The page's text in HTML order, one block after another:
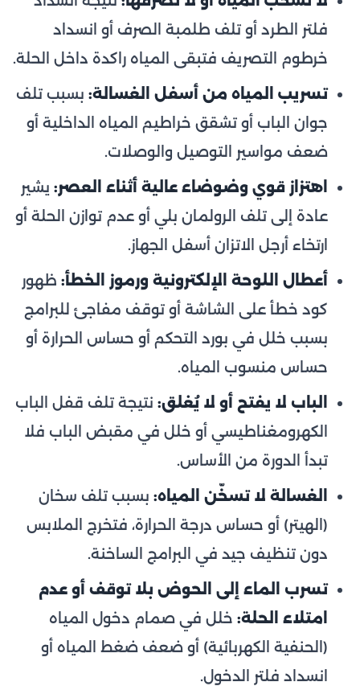
فلتر الطرد أو تلف طلمبة الصرف أو انسداد
خرطوم التصريف فتبقى المياه راكدة داخل الحلة.
تسريب المياه من أسفل الغسالة: بسبب تلف
جوان الباب أو تشقق خراطيم المياه الداخلية أو
ضعف مواسير التوصيل والوصلات.
اهتزاز قوي وضوضاء عالية أثناء العصر: يشير
عادة إلى تلف الرولمان بلي أو عدم توازن الحلة أو
ارتخاء أرجل الاتزان أسفل الجهاز.
أعطال اللوحة الإلكترونية ورموز الخطأ: ظهور
كود خطأ على الشاشة أو توقف مفاجئ للبرامج
بسبب خلل في بورد التحكم أو حساس الحرارة أو
حساس منسوب المياه.
الباب لا يفتح أو لا يُغلق: نتيجة تلف قفل الباب
الكهرومغناطيسي أو خلل في مقبض الباب فلا
تبدأ الدورة من الأساس.
الغسالة لا تسخّن المياه: بسبب تلف سخان
(الهيتر) أو حساس درجة الحرارة، فتخرج الملابس
دون تنظيف جيد في البرامج الساخنة.
تسرب الماء إلى الحوض بلا توقف أو عدم
امتلاء الحلة: خلل في صمام دخول المياه
(الحنفية الكهربائية) أو ضعف ضغط المياه أو
انسداد فلتر الدخول.